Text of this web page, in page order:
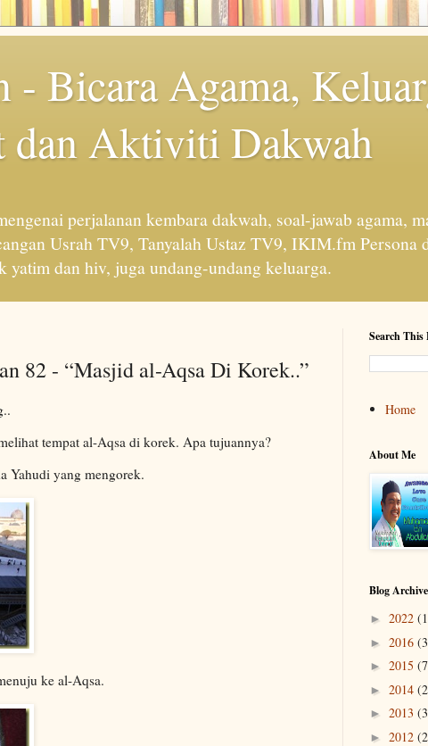
- Bicara Agama,
dan Aktiviti Dakwah
perjalanan kembara dakwah, soal-jawab agama,
Usrah TV9, Tanyalah Ustaz TV9, IKIM.fm
yatim dan hiv, juga undang-undang keluarga.
82 - “Masjid al-Aqsa Di Korek..”
tempat al-Aqsa di korek. Apa tujuannya?
Yahudi yang mengorek.
ke al-Aqsa.
Search This
Home
About Me
Blog Archive
► 2022
► 2016
► 2015
► 2014
► 2013
► 2012